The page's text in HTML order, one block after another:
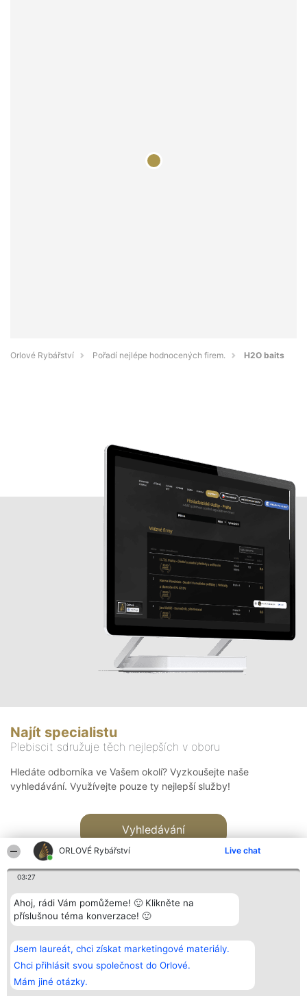
ORLOVÉ Rybářství Live chat
03:27
Ahoj, rádi Vám pomůžeme! 🙂 Klikněte na
příslušnou téma konverzace! 🙂
Jsem laureát, chci získat marketingové materiály.
Chci přihlásit svou společnost do Orlové.
Mám jiné otázky.
Orlové Rybářství Pořadí nejlépe hodnocených firem. H2O baits
Najít specialistu
Plebiscit sdružuje těch nejlepších v oboru
Hledáte odborníka ve Vašem okolí? Vyzkoušejte naše
vyhledávání. Využívejte pouze ty nejlepší služby!
Vyhledávání
Bright Side Solutions sp. z o.
o. sp. k.
ul. Ruska 22
Wrocław 50-079
KRS 0000749100 | Regon
381313360 | NIP 8943132676
Vítězové
Seznam všech
laureátů
Zásady
Zásady
Kontakt